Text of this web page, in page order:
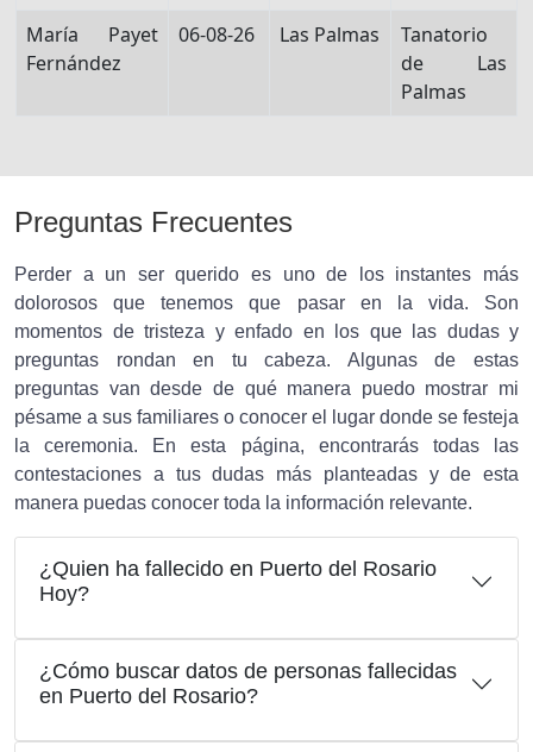
María Payet
Fernández
06-08-26 Las Palmas
Tanatorio
de Las
Palmas
Preguntas Frecuentes
Perder a un ser querido es uno de los instantes más
dolorosos que tenemos que pasar en la vida. Son
momentos de tristeza y enfado en los que las dudas y
preguntas rondan en tu cabeza. Algunas de estas
preguntas van desde de qué manera puedo mostrar mi
pésame a sus familiares o conocer el lugar donde se festeja
la ceremonia. En esta página, encontrarás todas las
contestaciones a tus dudas más planteadas y de esta
manera puedas conocer toda la información relevante.
¿Quien ha fallecido en Puerto del Rosario
Hoy?
¿Cómo buscar datos de personas fallecidas
en Puerto del Rosario?